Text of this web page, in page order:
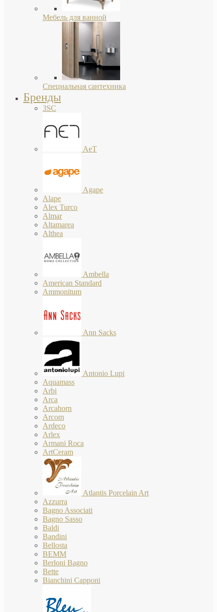
Мебель для ванной
Специальная сантехника
Бренды
3SC
AeT
Agape
Alape
Alex Turco
Almar
Altamarea
Althea
Ambella
American Standard
Ammonitum
Ann Sacks
Antonio Lupi
Aquamass
Arbi
Arca
Arcahorn
Arcom
Ardeco
Arlex
Armani Roca
ArtCeram
Atlantis Porcelain Art
Azzurra
Bagno Associati
Bagno Sasso
Baldi
Bandini
Bellosta
BEMM
Berloni Bagno
Bette
Bianchini Capponi